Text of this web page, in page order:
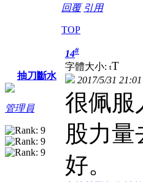
回覆 引用
TOP
抽刀斷水
管理員
14#
字體大小: tT
2017/5/31 21:01
很佩服
股力
好。